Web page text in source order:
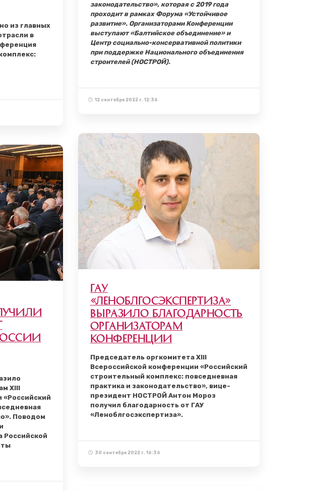
законодательство», которая с 2019 года
проходит в рамках Форума «Устойчивое
развитие». Организаторами Конференции
выступают «Балтийское объединение» и
Центр социально-консервативной политики
при поддержке Национального объединения
строителей (НОСТРОЙ).
12 сентября 2022 г. 12:36
из главных
в
ГАУ
«Леноблгосэкспертиза»
выразило благодарность
организаторам
Конференции
Председатель оргкомитета XIII
Всероссийской конференции «Российский
строительный комплекс: повседневная
практика и законодательство», вице-
президент НОСТРОЙ Антон Мороз
получил благодарность от ГАУ
«Леноблгосэкспертиза».
30 сентября 2022 г. 16:36
XIII
«Российский
Поводом
Российской